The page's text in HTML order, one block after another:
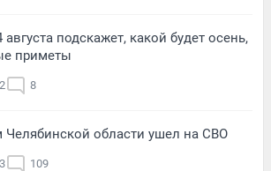
августа подскажет, какой будет осень,
приметы
8
Челябинской области ушел на СВО
109